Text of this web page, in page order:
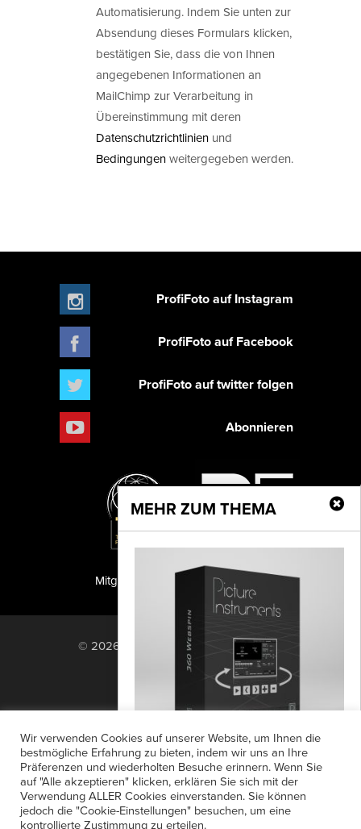
Automatisierung. Indem Sie unten zur
Absendung dieses Formulars klicken,
bestätigen Sie, dass die von Ihnen
angegebenen Informationen an
MailChimp zur Verarbeitung in
Übereinstimmung mit deren
Datenschutzrichtlinien und
Bedingungenweitergegeben werden.
MEHR ZUM THEMA
Multi-Platform FilterPack
Picture Instruments veröffentlicht ein
Multi-Platform FilterPack für Kreative, die
ProfiFoto auf Instagram
ProfiFoto auf Facebook
ProfiFoto auf twitter folgen
Abonnieren
PF Publishing GmbH
Mitglied der TIPA
© 2026 PF Publishing GmbH. All rights
reserved.
Anzeigensuche
Shop
Zahlungsarten
Widerrufsbelehrung
Datenschutz
AGB
Newsletter-Anmeldung
Verträge hier kündigen
Mein Account
Wir verwenden Cookies auf unserer Website, um Ihnen die
bestmögliche Erfahrung zu bieten, indem wir uns an Ihre
Präferenzen und wiederholten Besuche erinnern. Wenn Sie
auf "Alle akzeptieren" klicken, erklären Sie sich mit der
Verwendung ALLER Cookies einverstanden. Sie können
jedoch die "Cookie-Einstellungen" besuchen, um eine
kontrollierte Zustimmung zu erteilen.